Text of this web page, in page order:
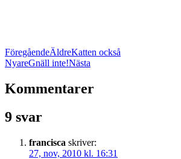
FöregåendeÄldreKatten också
NyareGnäll inte!Nästa
Kommentarer
9 svar
francisca skriver:
27, nov, 2010 kl. 16:31